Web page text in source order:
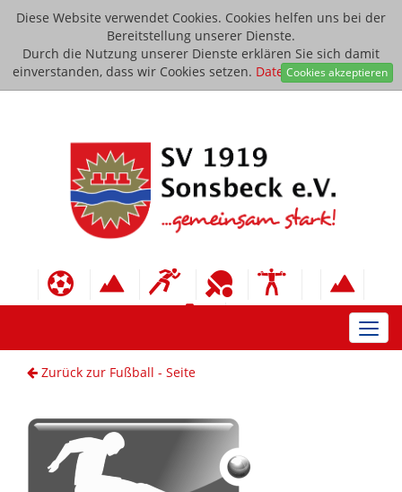
Diese Website verwendet Cookies. Cookies helfen uns bei der
Bereitstellung unserer Dienste.
Durch die Nutzung unserer Dienste erklären Sie sich damit
einverstanden, dass wir Cookies setzen. Datenschutzerklärung
Cookies akzeptieren
Zurück zur Fußball - Seite